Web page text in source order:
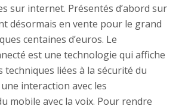
sur internet. Présentés d’abord sur
désormais en vente pour le grand
centaines d’euros. Le
est une technologie qui affiche
liées à la sécurité du
interaction avec les
mobile avec la voix. Pour rendre